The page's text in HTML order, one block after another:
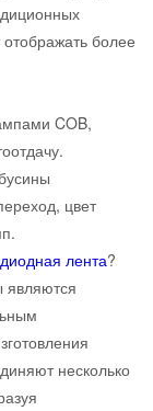
более
COB,
цвет
лента?
являются
несколько